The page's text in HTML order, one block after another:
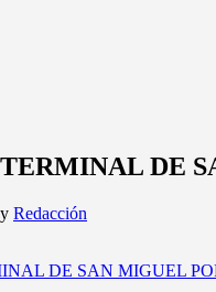
DE
Redacción